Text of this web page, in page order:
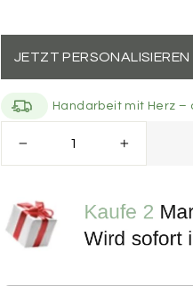
JETZT PERSONALISIEREN
Bitte wähle die Größe der
.*
KLEIN ⌀ 25 MM FÜR
Handarbeit mit Herz –